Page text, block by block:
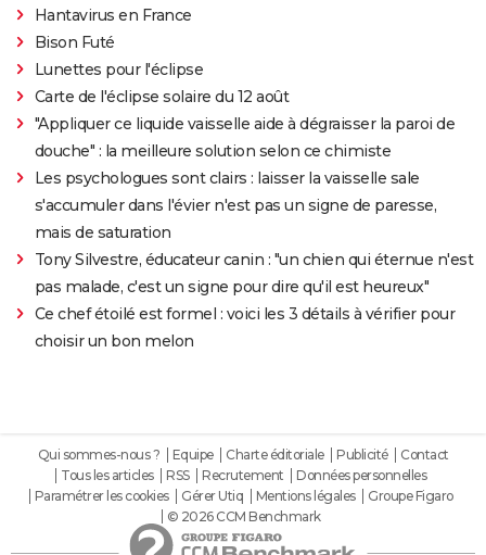
Hantavirus en France
Bison Futé
Lunettes pour l'éclipse
Carte de l'éclipse solaire du 12 août
"Appliquer ce liquide vaisselle aide à dégraisser la paroi de
douche" : la meilleure solution selon ce chimiste
Les psychologues sont clairs : laisser la vaisselle sale
s'accumuler dans l'évier n'est pas un signe de paresse,
mais de saturation
Tony Silvestre, éducateur canin : "un chien qui éternue n'est
pas malade, c'est un signe pour dire qu'il est heureux"
Ce chef étoilé est formel : voici les 3 détails à vérifier pour
choisir un bon melon
Qui sommes-nous ? Equipe Charte éditoriale Publicité
Contact
Tous les articles
RSS Recrutement
Données personnelles
Paramétrer les cookies
Gérer Utiq Mentions légales
Groupe Figaro
© 2026 CCM Benchmark